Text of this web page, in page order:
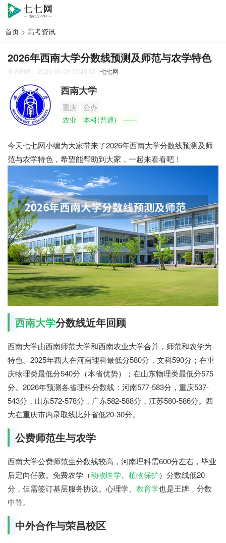
首页 > 高考资讯
2026年西南大学分数线预测及师范与农学特色
发布时间：2026-06-09 13:45:33 | 七七网
西南大学
重庆
公办
农业
本科(普通) ——
今天七七网小编为大家带来了2026年西南大学分数线预测及师
范与农学特色，希望能帮助到大家，一起来看看吧！
西南大学分数线近年回顾
西南大学由西南师范大学和西南农业大学合并，师范和农学为
特色。2025年西大在河南理科最低分580分，文科590分；在重
庆物理类最低分540分（本省优势）；在山东物理类最低分575
分。2026年预测各省理科分数线：河南577-583分，重庆537-
543分，山东572-578分，广东582-588分，江苏580-586分。西
大在重庆市内录取线比外省低20-30分。
公费师范生与农学
西南大学公费师范生分数线较高，河南理科需600分左右，毕业
后定向任教。免费农学（动物医学、 植物保护）分数线低20
分，但需签订基层服务协议。心理学、 教育学也是王牌，分数
中等。
中外合作与荣昌校区